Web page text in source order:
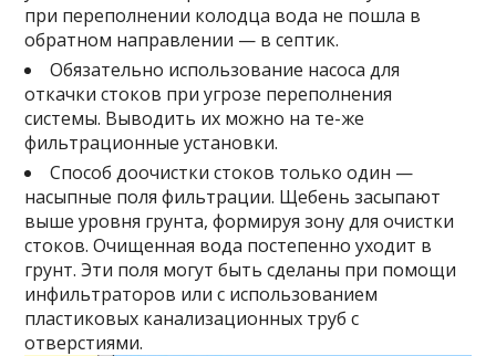
при переполнении колодца вода не пошла в
обратном направлении — в септик.
Обязательно использование насоса для
откачки стоков при угрозе переполнения
системы. Выводить их можно на те-же
фильтрационные установки.
Способ доочистки стоков только один —
насыпные поля фильтрации. Щебень засыпают
выше уровня грунта, формируя зону для очистки
стоков. Очищенная вода постепенно уходит в
грунт. Эти поля могут быть сделаны при помощи
инфильтраторов или с использованием
пластиковых канализационных труб с
отверстиями.